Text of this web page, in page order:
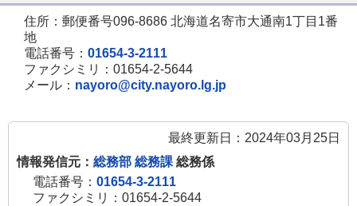
住所：郵便番号096-8686 北海道名寄市大通南1丁目1番
地
電話番号： 01654-3-2111
ファクシミリ：01654-2-5644
メール： nayoro@city.nayoro.lg.jp
最終更新日：2024年03月25日
情報発信元： 総務部 総務課 総務係
電話番号： 01654-3-2111
ファクシミリ：01654-2-5644